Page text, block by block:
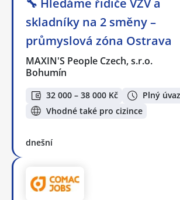
🔧 Hledáme řidiče VZV a
skladníky na 2 směny –
průmyslová zóna Ostrava
MAXIN'S People Czech, s.r.o.
Bohumín
32 000 – 38 000 Kč
Plný
Vhodné také pro cizince
dnešní